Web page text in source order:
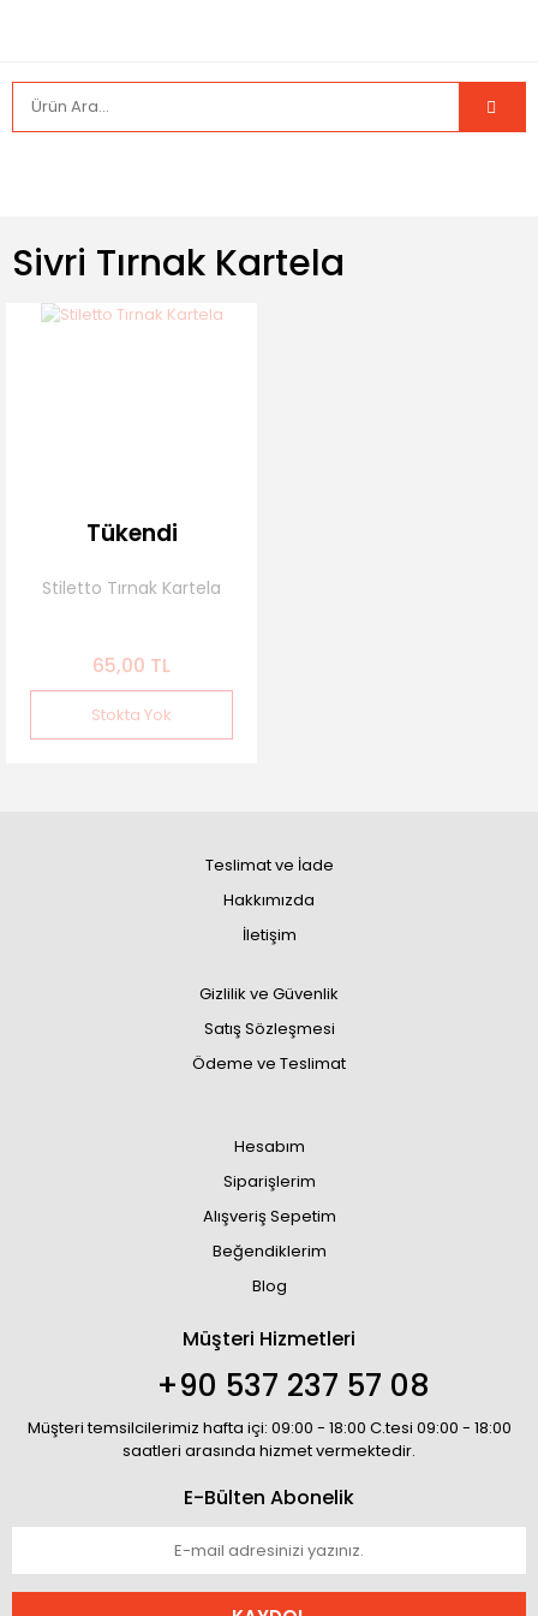
Sivri Tırnak Kartela
Tükendi
Stiletto Tırnak Kartela
65,00 TL
Stokta Yok
Teslimat ve İade
Hakkımızda
İletişim
Gizlilik ve Güvenlik
Satış Sözleşmesi
Ödeme ve Teslimat
Hesabım
Siparişlerim
Alışveriş Sepetim
Beğendiklerim
Blog
Müşteri Hizmetleri
+90 537 237 57 08
Müşteri temsilcilerimiz hafta içi: 09:00 - 18:00 C.tesi 09:00 - 18:00
saatleri arasında hizmet vermektedir.
E-Bülten Abonelik